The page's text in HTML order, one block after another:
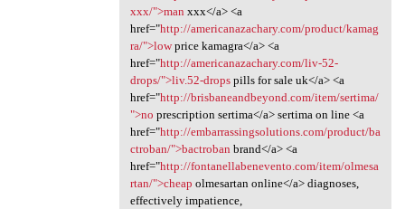
xxx/">man xxx</a> <a
href="http://americanazachary.com/product/kamag
ra/">lowprice kamagra</a> <a
href="http://americanazachary.com/liv-52-
drops/">liv.52-dropspills for sale uk</a> <a
href="http://brisbaneandbeyond.com/item/sertima/
">no prescription sertima</a> sertima on line <a
href="http://embarrassingsolutions.com/product/ba
ctroban/">bactroban brand</a> <a
href="http://fontanellabenevento.com/item/olmesa
rtan/">cheap olmesartan online</a> diagnoses,
effectively impatience,